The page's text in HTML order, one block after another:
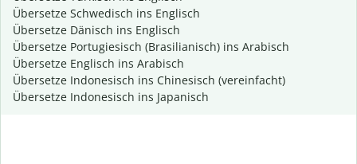
Übersetze Schwedisch ins Englisch
Übersetze Dänisch ins Englisch
Übersetze Portugiesisch (Brasilianisch) ins Arabisch
Übersetze Englisch ins Arabisch
Übersetze Indonesisch ins Chinesisch (vereinfacht)
Übersetze Indonesisch ins Japanisch